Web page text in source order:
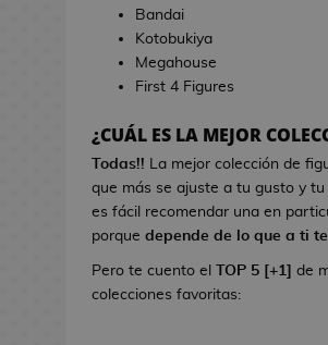
B
o
s
d
e
C
i
j
u
e
o
s
L
i
r
e
Bandai
Kotobukiya
Megahouse
First 4 Figures
¿CUÁL ES LA MEJOR
Todas!! La mejor colección de
que más se ajuste a tu gusto y tu
es fácil recomendar una en
porque depende de lo que a ti
Pero te cuento el TOP 5 [+1]
de
colecciones favoritas: